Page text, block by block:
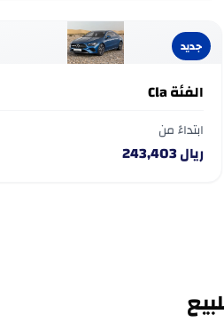
جديد
الفئة Cla
ابتداءً من
ريال243,403